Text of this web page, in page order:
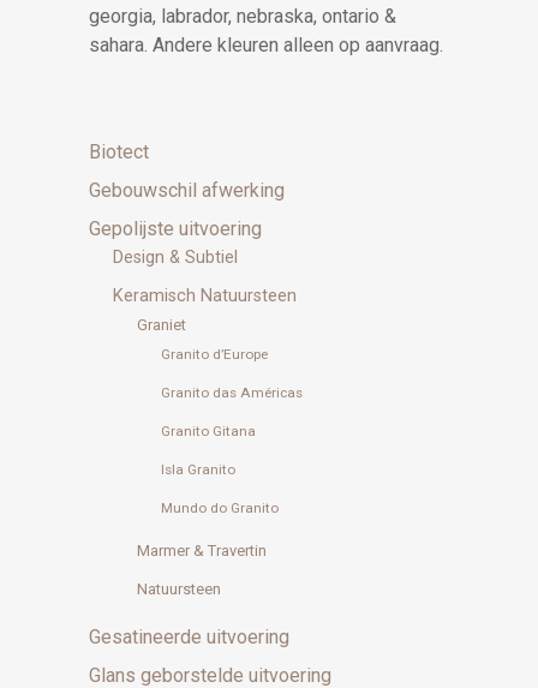
georgia, labrador, nebraska, ontario &
sahara. Andere kleuren alleen op aanvraag.
Biotect
Gebouwschil afwerking
Gepolijste uitvoering
Design & Subtiel
Keramisch Natuursteen
Graniet
Granito d’Europe
Granito das Américas
Granito Gitana
Isla Granito
Mundo do Granito
Marmer & Travertin
Natuursteen
Gesatineerde uitvoering
Glans geborstelde uitvoering